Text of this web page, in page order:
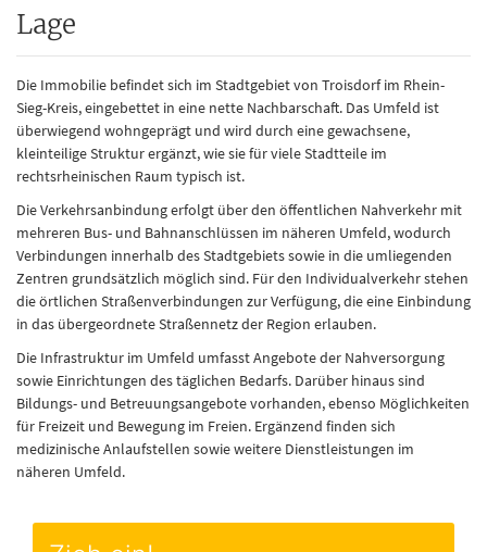
Lage
Die Immobilie befindet sich im Stadtgebiet von Troisdorf im Rhein-
Sieg-Kreis, eingebettet in eine nette Nachbarschaft. Das Umfeld ist
überwiegend wohngeprägt und wird durch eine gewachsene,
kleinteilige Struktur ergänzt, wie sie für viele Stadtteile im
rechtsrheinischen Raum typisch ist.
Die Verkehrsanbindung erfolgt über den öffentlichen Nahverkehr mit
mehreren Bus- und Bahnanschlüssen im näheren Umfeld, wodurch
Verbindungen innerhalb des Stadtgebiets sowie in die umliegenden
Zentren grundsätzlich möglich sind. Für den Individualverkehr stehen
die örtlichen Straßenverbindungen zur Verfügung, die eine Einbindung
in das übergeordnete Straßennetz der Region erlauben.
Die Infrastruktur im Umfeld umfasst Angebote der Nahversorgung
sowie Einrichtungen des täglichen Bedarfs. Darüber hinaus sind
Bildungs- und Betreuungsangebote vorhanden, ebenso Möglichkeiten
für Freizeit und Bewegung im Freien. Ergänzend finden sich
medizinische Anlaufstellen sowie weitere Dienstleistungen im
näheren Umfeld.